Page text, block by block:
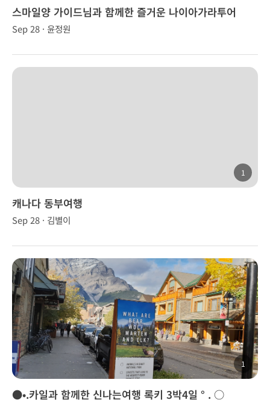
스마일양 가이드님과 함께한 즐거운 나이아가라투어
Sep 28 · 윤정원
1
캐나다 동부여행
Sep 28 · 김별이
1
●•.카일과 함께한 신나는여행 록키 3박4일 ° . ○